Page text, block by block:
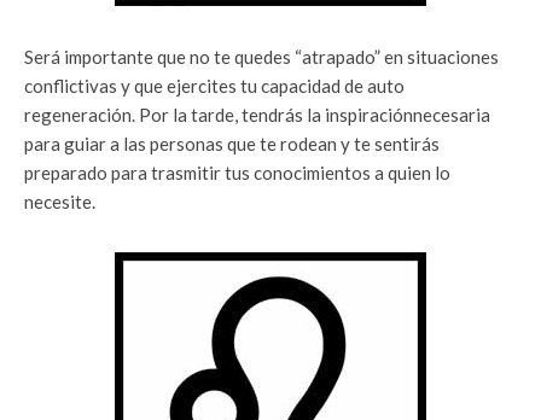
Será importante que no te quedes “atrapado” en situaciones
conflictivas y que ejercites tu capacidad de auto
regeneración. Por la tarde, tendrás la inspiraciónnecesaria
para guiar a las personas que te rodean y te sentirás
preparado para trasmitir tus conocimientos a quien lo
necesite.